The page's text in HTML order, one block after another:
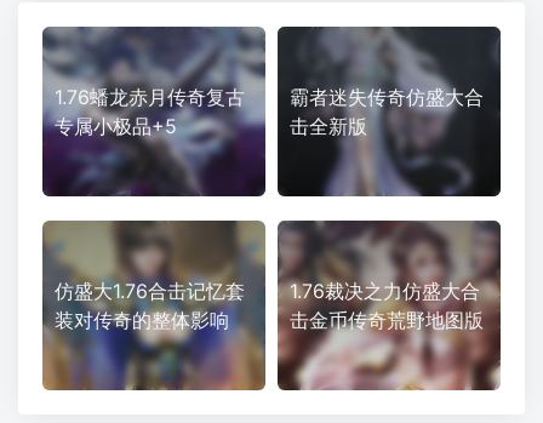
1.76蟠龙赤月传奇复古
专属小极品+5
霸者迷失传奇仿盛大合
击全新版
仿盛大1.76合击记忆套
装对传奇的整体影响
1.76裁决之力仿盛大合
击金币传奇荒野地图版